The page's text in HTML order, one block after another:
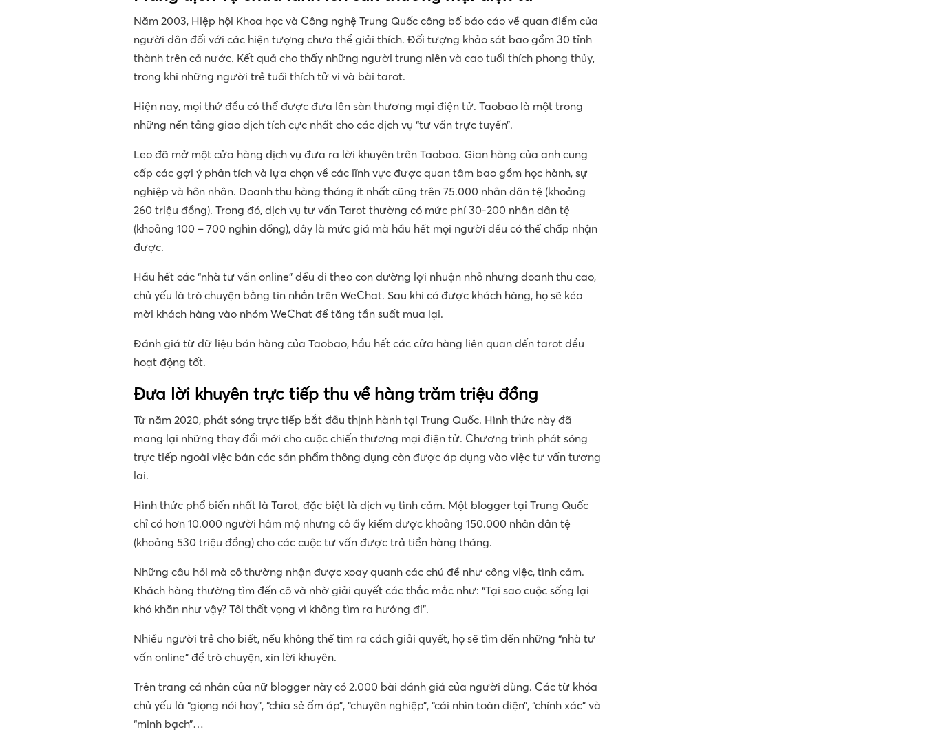
Năm 2003, Hiệp hội Khoa học và Công nghệ Trung Quốc công bố báo cáo về quan điểm của
người dân đối với các hiện tượng chưa thể giải thích. Đối tượng khảo sát bao gồm 30 tỉnh
thành trên cả nước. Kết quả cho thấy những người trung niên và cao tuổi thích phong thủy,
trong khi những người trẻ tuổi thích tử vi và bài tarot.
Hiện nay, mọi thứ đều có thể được đưa lên sàn thương mại điện tử. Taobao là một trong
những nền tảng giao dịch tích cực nhất cho các dịch vụ “tư vấn trực tuyến”.
Leo đã mở một cửa hàng dịch vụ đưa ra lời khuyên trên Taobao. Gian hàng của anh cung
cấp các gợi ý phân tích và lựa chọn về các lĩnh vực được quan tâm bao gồm học hành, sự
nghiệp và hôn nhân. Doanh thu hàng tháng ít nhất cũng trên 75.000 nhân dân tệ (khoảng
260 triệu đồng). Trong đó, dịch vụ tư vấn Tarot thường có mức phí 30-200 nhân dân tệ
(khoảng 100 – 700 nghìn đồng), đây là mức giá mà hầu hết mọi người đều có thể chấp nhận
được.
Hầu hết các “nhà tư vấn online” đều đi theo con đường lợi nhuận nhỏ nhưng doanh thu cao,
chủ yếu là trò chuyện bằng tin nhắn trên WeChat. Sau khi có được khách hàng, họ sẽ kéo
mời khách hàng vào nhóm WeChat để tăng tần suất mua lại.
Đánh giá từ dữ liệu bán hàng của Taobao, hầu hết các cửa hàng liên quan đến tarot đều
hoạt động tốt.
Đưa lời khuyên trực tiếp thu về hàng trăm triệu đồng
Từ năm 2020, phát sóng trực tiếp bắt đầu thịnh hành tại Trung Quốc. Hình thức này đã
mang lại những thay đổi mới cho cuộc chiến thương mại điện tử. Chương trình phát sóng
trực tiếp ngoài việc bán các sản phẩm thông dụng còn được áp dụng vào việc tư vấn tương
lai.
Hình thức phổ biến nhất là Tarot, đặc biệt là dịch vụ tình cảm. Một blogger tại Trung Quốc
chỉ có hơn 10.000 người hâm mộ nhưng cô ấy kiếm được khoảng 150.000 nhân dân tệ
(khoảng 530 triệu đồng) cho các cuộc tư vấn được trả tiền hàng tháng.
Những câu hỏi mà cô thường nhận được xoay quanh các chủ đề như công việc, tình cảm.
Khách hàng thường tìm đến cô và nhờ giải quyết các thắc mắc như: “Tại sao cuộc sống lại
khó khăn như vậy? Tôi thất vọng vì không tìm ra hướng đi”.
Nhiều người trẻ cho biết, nếu không thể tìm ra cách giải quyết, họ sẽ tìm đến những “nhà tư
vấn online” để trò chuyện, xin lời khuyên.
Trên trang cá nhân của nữ blogger này có 2.000 bài đánh giá của người dùng. Các từ khóa
chủ yếu là “giọng nói hay”, “chia sẻ ấm áp”, “chuyên nghiệp”, “cái nhìn toàn diện”, “chính xác” và
“minh bạch”…